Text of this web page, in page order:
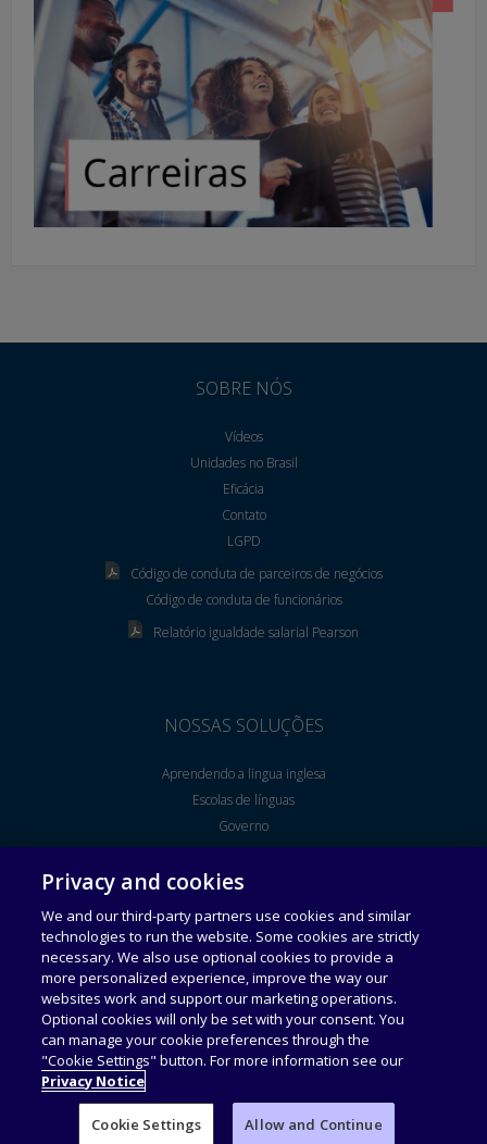
SOBRE NÓS
Vídeos
Unidades no Brasil
Eficácia
Contato
LGPD
Código de conduta de parceiros de negócios
Código de conduta de funcionários
Relatório igualdade salarial Pearson
NOSSAS SOLUÇÕES
Aprendendo a lingua inglesa
Escolas de línguas
Governo
Ensino Superior
Corporate Solutions
Política de privacidade
This website uses cookies. Continuing to use this website gives
Privacy and cookies
We and our third-party partners use cookies and similar
technologies to run the website. Some cookies are strictly
necessary. We also use optional cookies to provide a
more personalized experience, improve the way our
websites work and support our marketing operations.
Optional cookies will only be set with your consent. You
can manage your cookie preferences through the
"Cookie Settings" button. For more information see our
Privacy Notice
Cookie Settings Allow and Continue